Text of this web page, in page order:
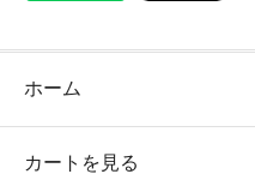
ホーム
カートを見る